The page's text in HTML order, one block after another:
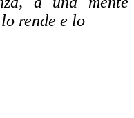
rende e lo